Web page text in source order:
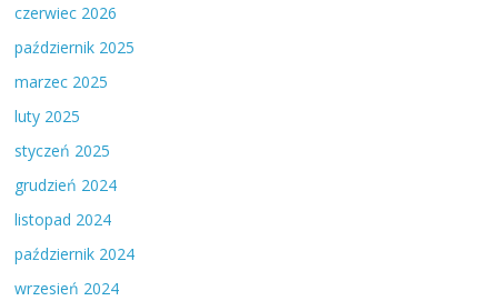
czerwiec 2026
październik 2025
marzec 2025
luty 2025
styczeń 2025
grudzień 2024
listopad 2024
październik 2024
wrzesień 2024